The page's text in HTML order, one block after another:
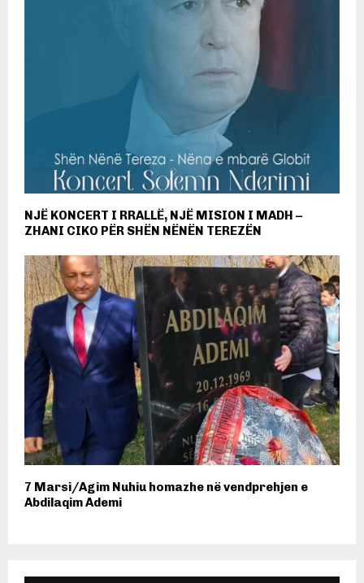
NJË KONCERT I RRALLË, NJË MISION I MADH –
ZHANI CIKO PËR SHËN NËNËN TEREZËN
7 Marsi/Agim Nuhiu homazhe në vendprehjen e
Abdilaqim Ademi